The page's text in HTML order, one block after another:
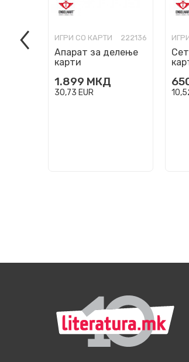
ИГРИ СО КАРТИ 222136
Апарат за делење
карти
1.899 МКД
30,73 EUR